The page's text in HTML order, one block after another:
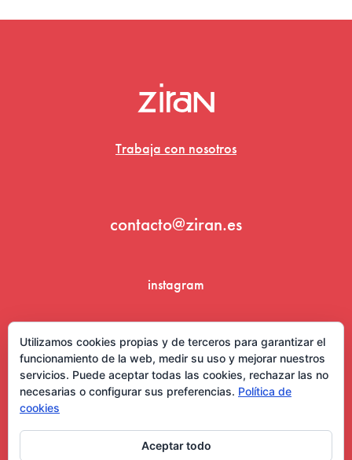
Trabaja con nosotros
contacto@ziran.es
instagram
Utilizamos cookies propias y de terceros para garantizar el
funcionamiento de la web, medir su uso y mejorar nuestros
servicios. Puede aceptar todas las cookies, rechazar las no
necesarias o configurar sus preferencias. Política de
cookies
Aceptar todo